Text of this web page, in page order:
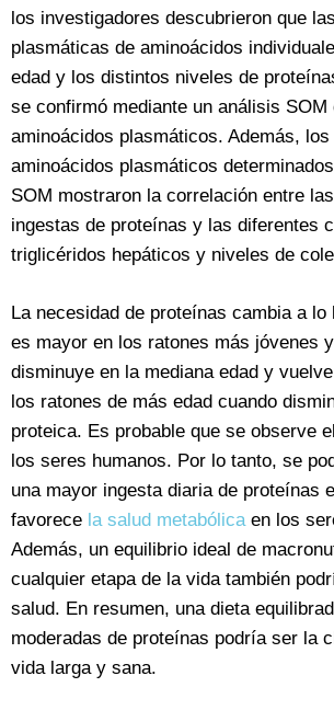
los investigadores descubrieron que
plasmáticas de aminoácidos
edad y los distintos niveles de
se confirmó mediante un análisis SOM
aminoácidos plasmáticos. Además,
aminoácidos plasmáticos
SOM mostraron la correlación entre
ingestas de proteínas y las diferentes
triglicéridos hepáticos y niveles de
La necesidad de proteínas cambia a lo
es mayor en los ratones más jóvenes
disminuye en la mediana edad y
los ratones de más edad cuando
proteica. Es probable que se observe
los seres humanos. Por lo tanto, se
una mayor ingesta diaria de proteínas
favorece la salud metabólicaen los
Además, un equilibrio ideal de
cualquier etapa de la vida también
salud. En resumen, una dieta
moderadas de proteínas podría ser la
vida larga y sana.